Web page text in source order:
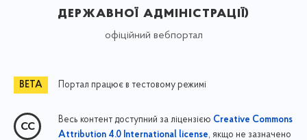
державної адміністрації)
офіційний вебпортал
Портал працює в тестовому режимі
Весь контент доступний за ліцензією Creative Commons
Attribution 4.0 International license, якщо не зазначено